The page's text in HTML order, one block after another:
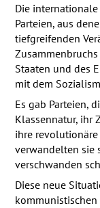
Die
Parteien, aus
tiefgreifenden
Staaten und des
mit dem
Es gab Parteien,
Klassennatur, ihr
ihre
verwandelten sie
verschwanden
Diese neue